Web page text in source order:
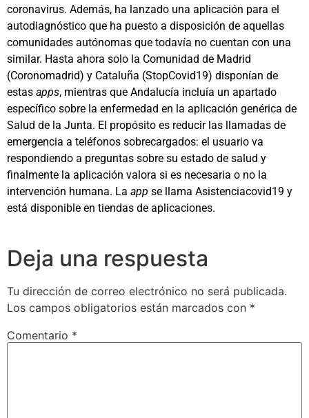
coronavirus. Además, ha lanzado una aplicación para el
autodiagnóstico que ha puesto a disposición de aquellas
comunidades autónomas que todavía no cuentan con una
similar. Hasta ahora solo la Comunidad de Madrid
(Coronomadrid) y Cataluña (StopCovid19) disponían de
estas apps, mientras que Andalucía incluía un apartado
específico sobre la enfermedad en la aplicación genérica de
Salud de la Junta. El propósito es reducir las llamadas de
emergencia a teléfonos sobrecargados: el usuario va
respondiendo a preguntas sobre su estado de salud y
finalmente la aplicación valora si es necesaria o no la
intervención humana. La app se llama Asistenciacovid19 y
está disponible en tiendas de aplicaciones.
Deja una respuesta
Tu dirección de correo electrónico no será publicada.
Los campos obligatorios están marcados con *
Comentario *